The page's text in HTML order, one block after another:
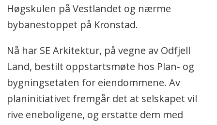
Høgskulen på Vestlandet og nærme
bybanestoppet på Kronstad.
Nå har SE Arkitektur, på vegne av Odfjell
Land, bestilt oppstartsmøte hos Plan- og
bygningsetaten for eiendommene. Av
planinitiativet fremgår det at selskapet vil
rive eneboligene, og erstatte dem med